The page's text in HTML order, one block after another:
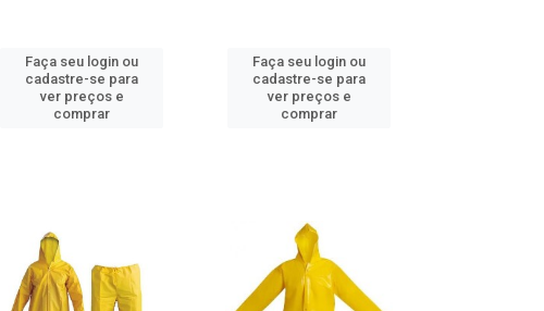
Faça seu login ou
cadastre-se para
ver preços e
comprar
Faça seu login ou
cadastre-se para
ver preços e
comprar